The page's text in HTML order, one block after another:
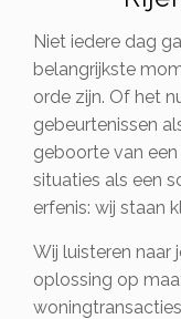
Niet iedere dag
belangrijkste
orde zijn. Of het
gebeurtenissen
geboorte van
situaties als een
erfenis: wij staan
Wij luisteren naar
oplossing op